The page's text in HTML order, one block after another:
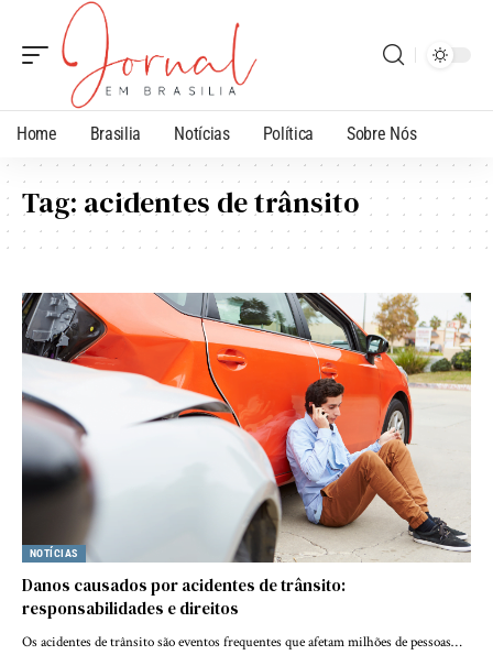
Home Brasilia Notícias Política Sobre Nós
Tag: acidentes de trânsito
NOTÍCIAS
Danos causados ​​por acidentes de trânsito:
responsabilidades e direitos
Os acidentes de trânsito são eventos frequentes que afetam milhões de pessoas…